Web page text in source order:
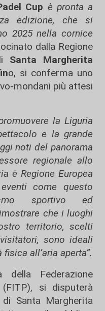
Cup è pronta a
edizione, che si
2025 nella cornice
dalla Regione
Santa Margherita
o, si conferma uno
mondani più attesi
la Liguria
e la grande
noti del panorama
regionale allo
è Regione Europea
come questo
sportivo ed
che i luoghi
territorio, scelti
sono ideali
all’aria aperta”.
Federazione
si disputerà
Santa Margherita